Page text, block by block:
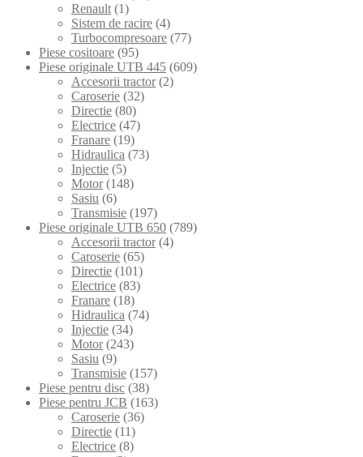
Renault (1)
Sistem de racire (4)
Turbocompresoare (77)
Piese cositoare (95)
Piese originale UTB 445 (609)
Accesorii tractor (2)
Caroserie (32)
Directie (80)
Electrice (47)
Franare (19)
Hidraulica (73)
Injectie (5)
Motor (148)
Sasiu (6)
Transmisie (197)
Piese originale UTB 650 (789)
Accesorii tractor (4)
Caroserie (65)
Directie (101)
Electrice (83)
Franare (18)
Hidraulica (74)
Injectie (34)
Motor (243)
Sasiu (9)
Transmisie (157)
Piese pentru disc (38)
Piese pentru JCB (163)
Caroserie (36)
Directie (11)
Electrice (8)